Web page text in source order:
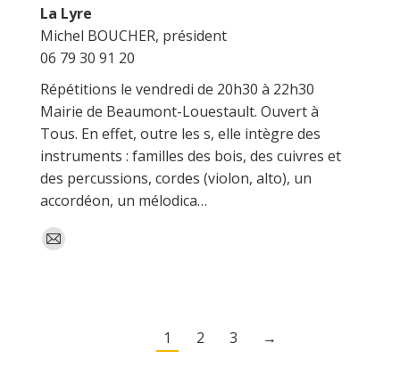
La Lyre
Michel BOUCHER, président
06 79 30 91 20
Répétitions le vendredi de 20h30 à 22h30
Mairie de Beaumont-Louestault. Ouvert à
Tous. En effet, outre les s, elle intègre des
instruments : familles des bois, des cuivres et
des percussions, cordes (violon, alto), un
accordéon, un mélodica…
E-
1 2 3 →